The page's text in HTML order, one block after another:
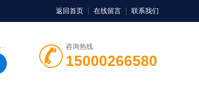
返回首页 在线留言 联系我们
咨询热线
15000266580